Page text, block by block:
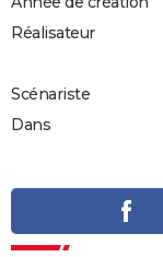
Réalisateur
Scénariste
Dans